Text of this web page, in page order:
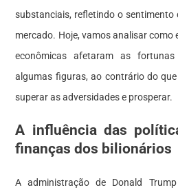
substanciais, refletindo o sentimento
mercado. Hoje, vamos analisar como
econômicas afetaram as
algumas figuras, ao contrário do
superar as adversidades e prosperar.
A influência das
finanças dos bilionários
A administração de Donald